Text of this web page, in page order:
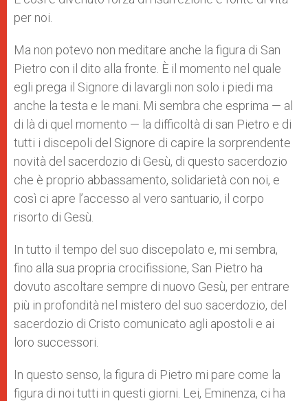
per noi.
Ma non potevo non meditare anche la figura di San
Pietro con il dito alla fronte. È il momento nel quale
egli prega il Signore di lavargli non solo i piedi ma
anche la testa e le mani. Mi sembra che esprima — al
di là di quel momento — la difficoltà di san Pietro e di
tutti i discepoli del Signore di capire la sorprendente
novità del sacerdozio di Gesù, di questo sacerdozio
che è proprio abbassamento, solidarietà con noi, e
così ci apre l’accesso al vero santuario, il corpo
risorto di Gesù.
In tutto il tempo del suo discepolato e, mi sembra,
fino alla sua propria crocifissione, San Pietro ha
dovuto ascoltare sempre di nuovo Gesù, per entrare
più in profondità nel mistero del suo sacerdozio, del
sacerdozio di Cristo comunicato agli apostoli e ai
loro successori.
In questo senso, la figura di Pietro mi pare come la
figura di noi tutti in questi giorni. Lei, Eminenza, ci ha